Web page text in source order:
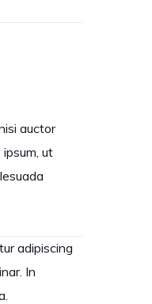
auctor
ut
adipiscing
In